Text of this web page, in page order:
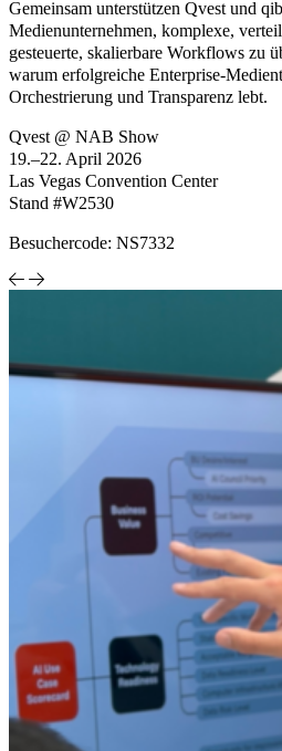
Gemeinsam unterstützen Qvest und
Medienunternehmen, komplexe,
gesteuerte, skalierbare Workflows zu
warum erfolgreiche Enterprise-
Orchestrierung und Transparenz lebt.
Qvest @ NAB Show
19.–22. April 2026
Las Vegas Convention Center
Stand #W2530
Besuchercode: NS7332